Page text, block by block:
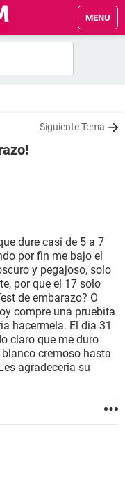
MENU
Siguiente Tema
dure casi de 5 a 7
por fin me bajo el
y pegajoso, solo
por que el 17 solo
de embarazo? O
compre una pruebita
hacermela. El dia 31
claro que me duro
cremoso hasta
agradeceria su